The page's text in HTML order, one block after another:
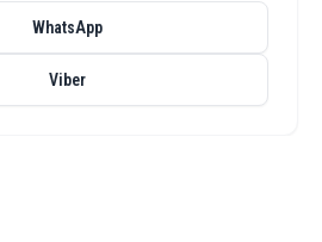
WhatsApp
Viber